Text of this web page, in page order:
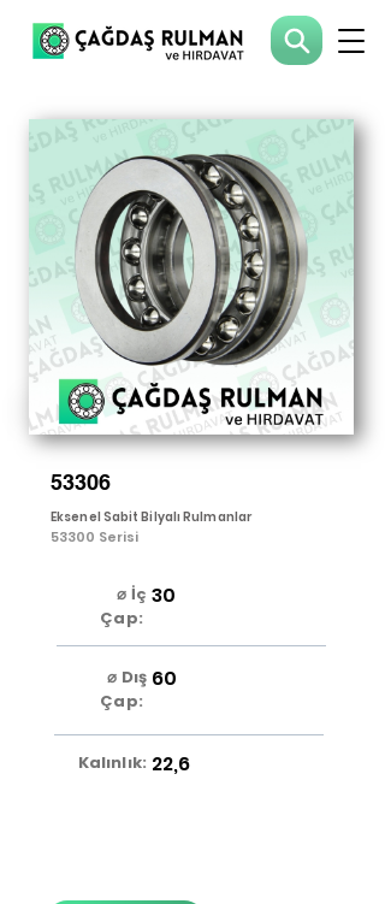
53306
Eksenel Sabit Bilyalı Rulmanlar
53300 Serisi
⌀ İç
Çap:
30
⌀ Dış
Çap:
60
Kalınlık: 22,6